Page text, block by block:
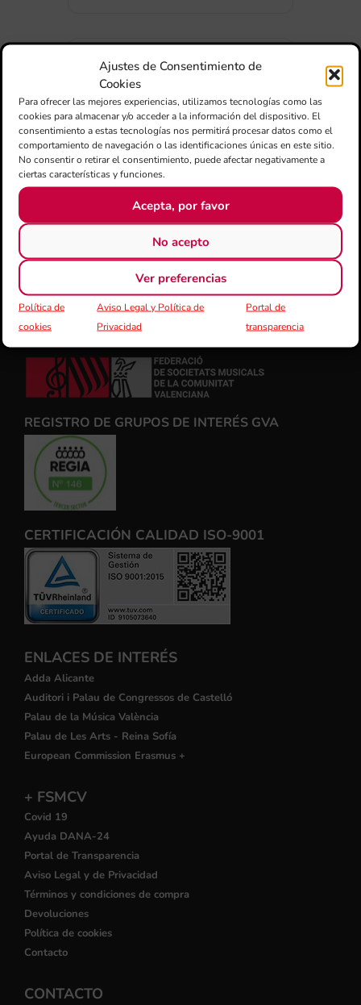
Ajustes de Consentimiento de
Cookies
Para ofrecer las mejores experiencias, utilizamos tecnologías como las
cookies para almacenar y/o acceder a la información del dispositivo. El
consentimiento a estas tecnologías nos permitirá procesar datos como el
comportamiento de navegación o las identificaciones únicas en este sitio.
No consentir o retirar el consentimiento, puede afectar negativamente a
ciertas características y funciones.
Acepta, por favor
No acepto
Ver preferencias
Política de
cookies
Aviso Legal y Política de
Privacidad
Portal de
transparencia
COMPARTIR ESTE EVENTO
FSMCV
REGISTRO DE GRUPOS DE INTERÉS GVA
CERTIFICACIÓN CALIDAD ISO-9001
ENLACES DE INTERÉS
Adda Alicante
Auditori i Palau de Congressos de Castelló
Palau de la Música València
Palau de Les Arts - Reina Sofía
European Commission Erasmus +
+ FSMCV
Covid 19
Ayuda DANA-24
Portal de Transparencia
Aviso Legal y de Privacidad
Términos y condiciones de compra
Devoluciones
Política de cookies
Contacto
CONTACTO